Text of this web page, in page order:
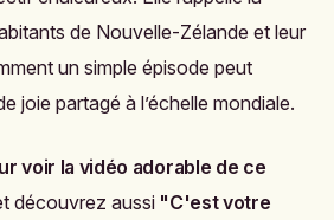
de Nouvelle-Zélande et leur
un simple épisode peut
joie partagé à l’échelle mondiale.
voir la vidéo adorable de ce
découvrez aussi "C'est votre